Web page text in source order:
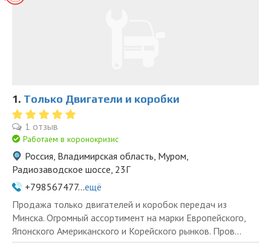
1. Только Двигатели и коробки
1 отзыв
Работаем в коронокризис
Россия, Владимирская область, Муром,
Радиозаводское шоссе, 23Г
+798567477...ещё
Продажа только двигателей и коробок передач из
Минска. Огромный ассортимент на марки Европейского,
Японского Американского и Корейского рынков. Пров...